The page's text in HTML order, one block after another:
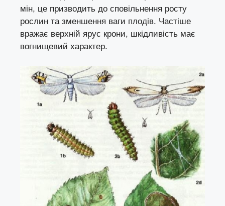
мін, це призводить до сповільнення росту
рослин та зменшення ваги плодів. Частіше
вражає верхній ярус крони, шкідливість має
вогнищевий характер.